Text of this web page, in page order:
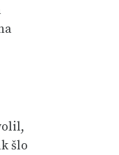
šlo